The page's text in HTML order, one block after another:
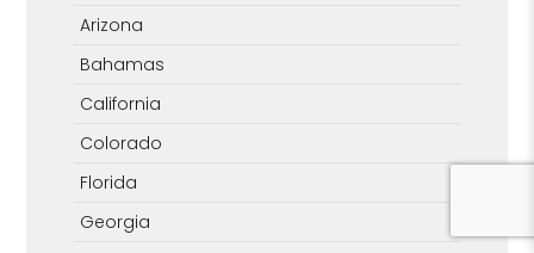
Arizona
Bahamas
California
Colorado
Florida
Georgia